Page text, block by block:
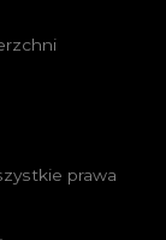
prawa